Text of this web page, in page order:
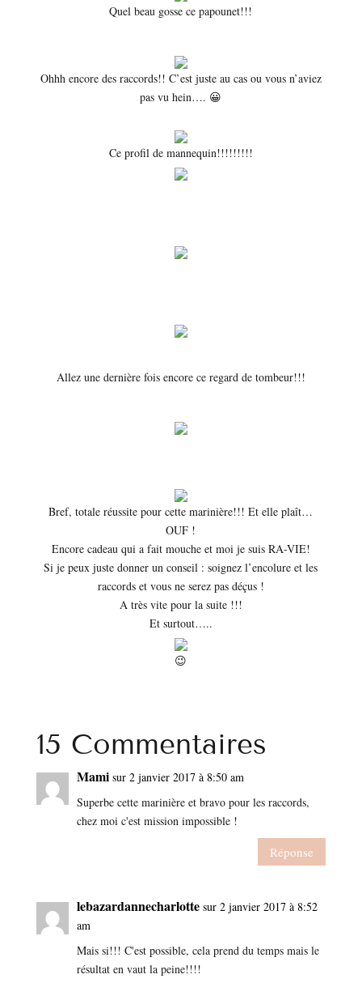
Quel beau gosse ce papounet!!!
Ohhh encore des raccords!! C’est juste au cas ou vous n’aviez
pas vu hein…. 😀
Ce profil de mannequin!!!!!!!!!
Allez une dernière fois encore ce regard de tombeur!!!
Bref, totale réussite pour cette marinière!!! Et elle plaît…
OUF !
Encore cadeau qui a fait mouche et moi je suis RA-VIE!
Si je peux juste donner un conseil : soignez l’encolure et les
raccords et vous ne serez pas déçus !
A très vite pour la suite !!!
Et surtout…..
😉
15 Commentaires
Mami sur 2 janvier 2017 à 8:50 am
Superbe cette marinière et bravo pour les raccords,
chez moi c'est mission impossible !
Réponse
lebazardannecharlotte sur 2 janvier 2017 à 8:52
am
Mais si!!! C'est possible, cela prend du temps mais le
résultat en vaut la peine!!!!